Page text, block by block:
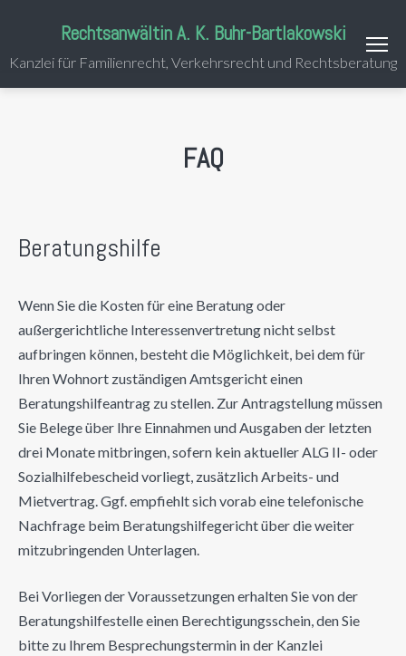
Rechtsanwältin A. K. Buhr-Bartlakowski
Kanzlei für Familienrecht, Verkehrsrecht und Rechtsberatung
FAQ
Beratungshilfe
Wenn Sie die Kosten für eine Beratung oder
außergerichtliche Interessenvertretung nicht selbst
aufbringen können, besteht die Möglichkeit, bei dem für
Ihren Wohnort zuständigen Amtsgericht einen
Beratungshilfeantrag zu stellen. Zur Antragstellung müssen
Sie Belege über Ihre Einnahmen und Ausgaben der letzten
drei Monate mitbringen, sofern kein aktueller ALG II- oder
Sozialhilfebescheid vorliegt, zusätzlich Arbeits- und
Mietvertrag. Ggf. empfiehlt sich vorab eine telefonische
Nachfrage beim Beratungshilfegericht über die weiter
mitzubringenden Unterlagen.
Bei Vorliegen der Voraussetzungen erhalten Sie von der
Beratungshilfestelle einen Berechtigungsschein, den Sie
bitte zu Ihrem Besprechungstermin in der Kanzlei